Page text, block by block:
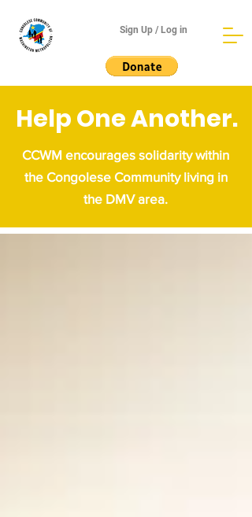
Sign Up / Log in
Help One Another.
CCWM encourages solidarity within
the Congolese Community living in
the DMV area.